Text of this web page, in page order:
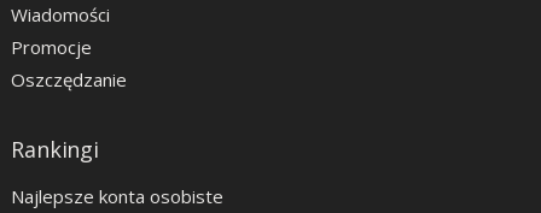
Wiadomości
Promocje
Oszczędzanie
Rankingi
Najlepsze konta osobiste